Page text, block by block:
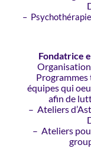
–
Fondatrice
équipes qui
afin de
– Ateliers
– Ateliers